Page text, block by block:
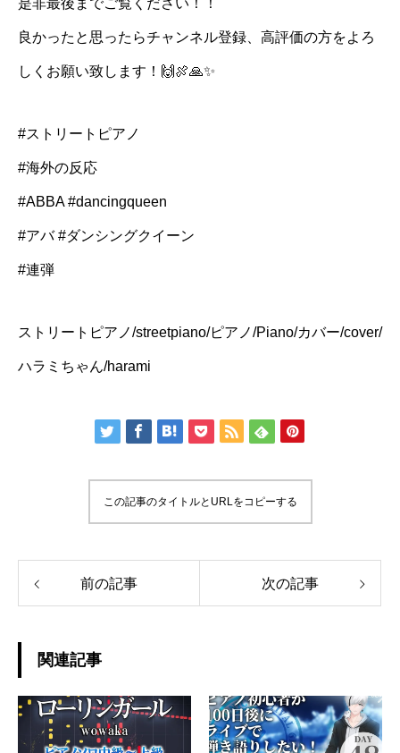
是非最後までご覧ください！！
良かったと思ったらチャンネル登録、高評価の方をよろ
しくお願い致します！🙌🍖🙏✨
#ストリートピアノ
#海外の反応
#ABBA #dancingqueen
#アバ #ダンシングクイーン
#連弾
ストリートピアノ/streetpiano/ピアノ/Piano/カバー/cover/
ハラミちゃん/harami
この記事のタイトルとURLをコピーする
前の記事 次の記事
関連記事